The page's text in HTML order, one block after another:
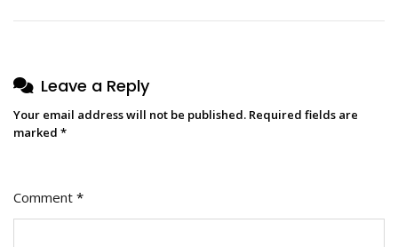
Leave a Reply
Your email address will not be published. Required fields are
marked *
Comment *